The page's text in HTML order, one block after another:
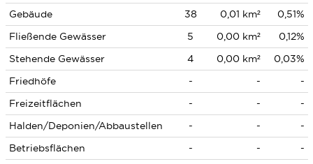
Gebäude 38 0,01 km²
0,51%
Fließende Gewässer
5 0,00 km²
0,12%
Stehende Gewässer
4 0,00 km²
0,03%
Friedhöfe
- -
-
Freizeitflächen
- -
-
Halden/Deponien/Abbaustellen
- -
-
Betriebsflächen
- -
-